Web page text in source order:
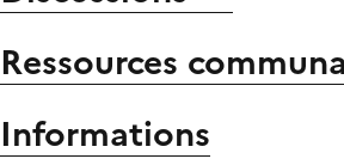
Ressources
Informations